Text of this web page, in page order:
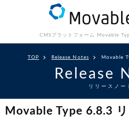
CMSプラットフォーム Movable
TOP Release Notes Movable
Release
リリースノー
Movable Type 6.8.3